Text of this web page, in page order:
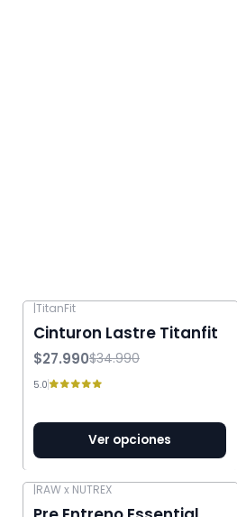
|TitanFit
Cinturon Lastre Titanfit
$27.990$34.990
5.0
Ver opciones
|RAW x NUTREX